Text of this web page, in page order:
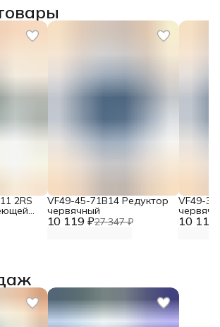
2RS
10 119 ₽27 347 ₽
VF49-45-71B14 Редуктор
червячный
10 119
VF49-